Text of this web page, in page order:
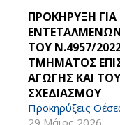
ΠΡΟΚΗΡΥΞΗ
ΤΟΥ Ν.4957/
ΤΜΗΜΑΤΟΣ
ΑΓΩΓΗΣ ΚΑΙ
ΣΧΕΔΙΑΣΜΟΥ
Προκηρύξεις